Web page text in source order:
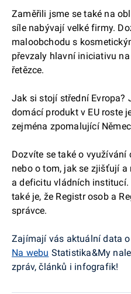
Zaměřili jsme se také na
síle nabývají velké firmy.
maloobchodu s
převzaly hlavní iniciativu
řetězce.
Jak si stojí střední Evropa?
domácí produkt v EU roste
zejména zpomalující
Dozvíte se také o
nebo o tom, jak se zjišťují
a deficitu vládních
také je, že Registr osob a
správce.
Zajímají vás aktuální data
Na webu Statistika&My
zpráv, článků i infografik!